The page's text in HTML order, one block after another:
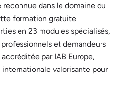
dans le domaine du
formation gratuite
en 23 modules spécialisés,
et demandeurs
par IAB Europe,
valorisante pour